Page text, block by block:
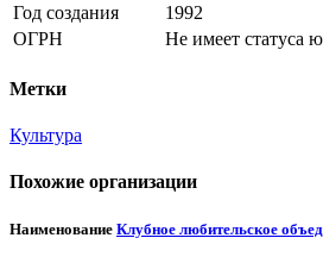
Год создания
1992
ОГРН
Не имеет статуса
Метки
Культура
Похожие организации
Наименование Клубное любительское